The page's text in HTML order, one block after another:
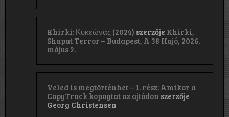
Khirki: Κ​υ​κ​ε​ώ​ν​α​ς (2024) szerzője Khirki,
Shapat Terror – Budapest, A 38 Hajó, 2026.
május 2.
Veled is megtörténhet – 1. rész: Amikor a
CopyTrack kopogtat az ajtódon szerzője
Georg Christensen